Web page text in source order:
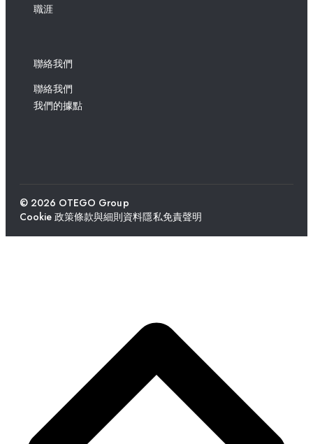
職涯
聯絡我們
聯絡我們
我們的據點
© 2026 OTEGO Group
Cookie 政策條款與細則資料隱私免責聲明